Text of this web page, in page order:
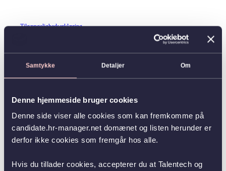
Samtykke Detaljer Om
Denne hjemmeside bruger cookies
Denne side viser alle cookies som kan fremkomme på
candidate.hr-manager.net domænet og listen herunder er
derfor ikke cookies som fremgår hos alle.
Hvis du tillader cookies, accepterer du at Talentech og
Tilgængelighedserklæring